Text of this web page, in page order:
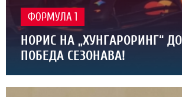
ФОРМУЛА 1
НОРИС НА „ХУНГАРОРИНГ“
ПОБЕДА СЕЗОНАВА!